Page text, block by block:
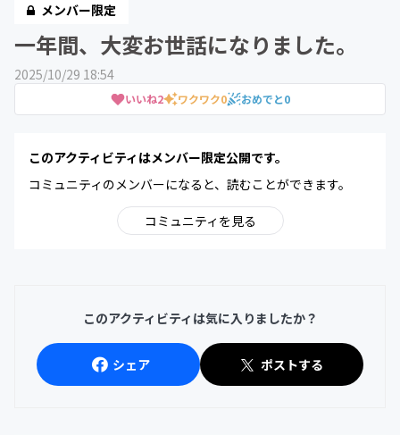
メンバー限定
一年間、大変お世話になりました。
2025/10/29 18:54
いいね2 ワクワク0 おめでと0
このアクティビティはメンバー限定公開です。
コミュニティのメンバーになると、読むことができます。
コミュニティを見る
このアクティビティは気に入りましたか？
シェア ポストする